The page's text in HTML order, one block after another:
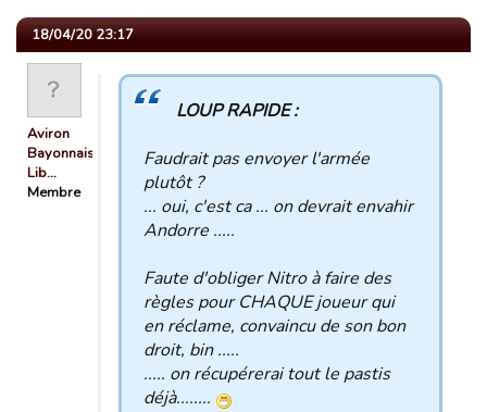
18/04/20 23:17
Aviron
Bayonnais
Lib…
Membre
LOUP RAPIDE :
Faudrait pas envoyer l'armée
plutôt ?
... oui, c'est ca ... on devrait envahir
Andorre .....
Faute d'obliger Nitro à faire des
règles pour CHAQUE joueur qui
en réclame, convaincu de son bon
droit, bin .....
..... on récupérerai tout le pastis
déjà........